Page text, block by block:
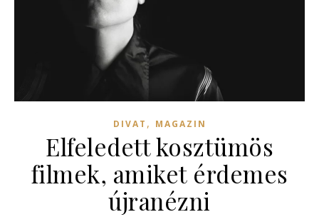
DIVAT , MAGAZIN
Elfeledett kosztümös
filmek, amiket érdemes
újranézni